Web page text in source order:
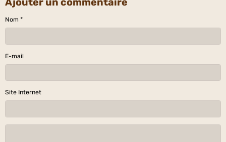
Ajouter un commentaire
Nom
E-mail
Site Internet